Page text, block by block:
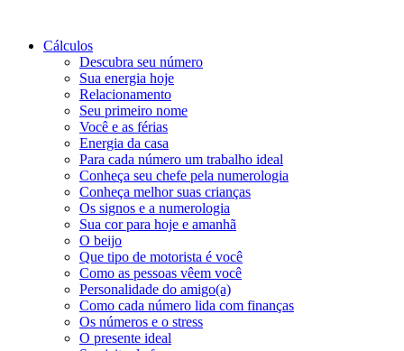
Cálculos
Descubra seu número
Sua energia hoje
Relacionamento
Seu primeiro nome
Você e as férias
Energia da casa
Para cada número um trabalho ideal
Conheça seu chefe pela numerologia
Conheça melhor suas crianças
Os signos e a numerologia
Sua cor para hoje e amanhã
O beijo
Que tipo de motorista é você
Como as pessoas vêem você
Personalidade do amigo(a)
Como cada número lida com finanças
Os números e o stress
O presente ideal